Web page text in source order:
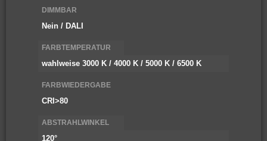
DIMMBAR
Nein / DALI
FARBTEMPERATUR
wahlweise 3000 K / 4000 K / 5000 K / 6500 K
FARBWIEDERGABE
CRI>80
ABSTRAHLWINKEL
120°